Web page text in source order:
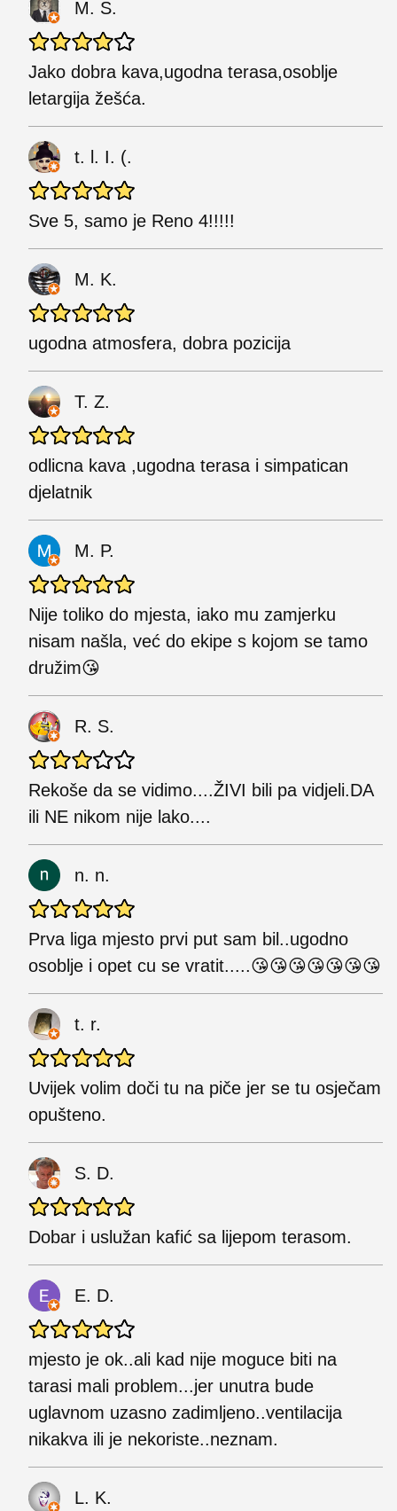
M. S.
Jako dobra kava,ugodna terasa,osoblje
letargija žešća.
t. l. I. (.
Sve 5, samo je Reno 4!!!!!
M. K.
ugodna atmosfera, dobra pozicija
T. Z.
odlicna kava ,ugodna terasa i simpatican
djelatnik
M. P.
Nije toliko do mjesta, iako mu zamjerku
nisam našla, već do ekipe s kojom se tamo
družim😘
R. S.
Rekoše da se vidimo....ŽIVI bili pa vidjeli.DA
ili NE nikom nije lako....
n. n.
Prva liga mjesto prvi put sam bil..ugodno
osoblje i opet cu se vratit.....😘😘😘😘😘😘😘
t. r.
Uvijek volim doči tu na piče jer se tu osječam
opušteno.
S. D.
Dobar i uslužan kafić sa lijepom terasom.
E. D.
mjesto je ok..ali kad nije moguce biti na
tarasi mali problem...jer unutra bude
uglavnom uzasno zadimljeno..ventilacija
nikakva ili je nekoriste..neznam.
L. K.